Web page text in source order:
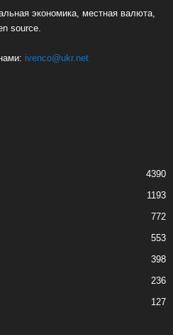
экономика, местная валюта,
source.
ivenco@ukr.net
4390
1193
772
553
398
236
127